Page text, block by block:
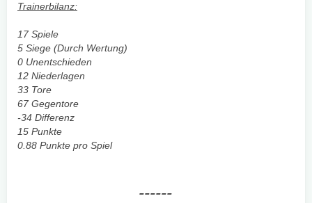
Trainerbilanz:
17 Spiele
5 Siege (Durch Wertung)
0 Unentschieden
12 Niederlagen
33 Tore
67 Gegentore
-34 Differenz
15 Punkte
0.88 Punkte pro Spiel
------